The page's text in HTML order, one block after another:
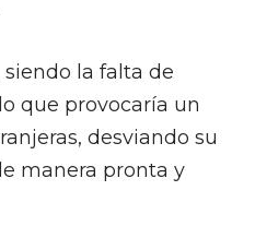
la falta de
que provocaría un
desviando su
manera pronta y